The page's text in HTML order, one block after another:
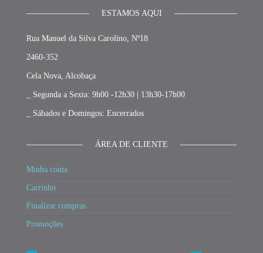
ESTAMOS AQUI
Rua Manuel da Silva Carolino, Nº18
2460-352
Cela Nova, Alcobaça
_ Segunda a Sexta: 9h00 -12h30 | 13h30-17h00
_ Sábados e Domingos: Encerrados
ÁREA DE CLIENTE
Minha conta
Carrinho
Finalizar compras
Promoções